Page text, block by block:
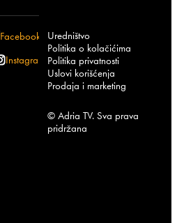
Facebook
Instagram
Uredništvo
Politika o kolačićima
Politika privatnosti
Uslovi korišćenja
Prodaja i marketing
© Adria TV. Sva prava
pridržana